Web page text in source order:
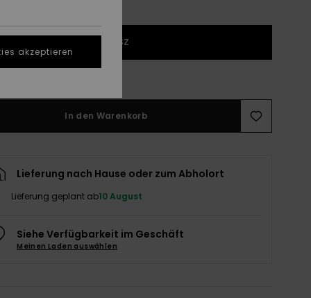
1SZ
In den Warenkorb
Lieferung nach Hause oder zum Abholort
Lieferung geplant ab10 August
Siehe Verfügbarkeit im Geschäft
Meinen Laden auswählen
akzeptieren